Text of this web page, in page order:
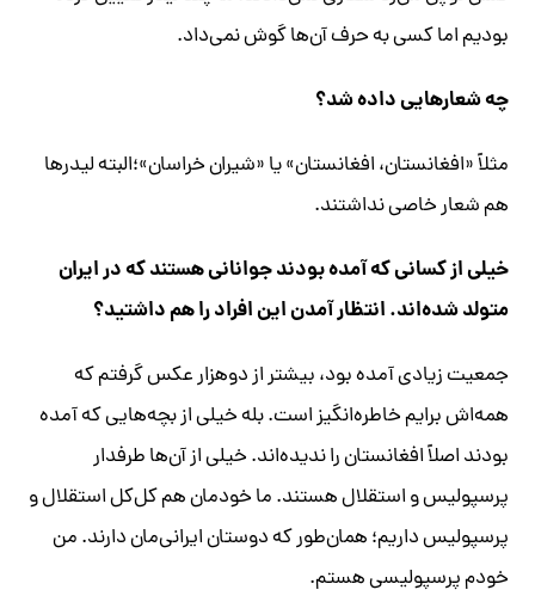
بودیم اما کسی به حرف آن‌ها گوش نمی‌داد.
چه شعارهایی داده شد؟
مثلاً «افغانستان، افغانستان» یا «شیران خراسان»؛البته لیدرها
هم شعار خاصی نداشتند.
خیلی از کسانی که آمده بودند جوانانی هستند که در ایران
متولد شده‌اند. انتظار آمدن این افراد را هم داشتید؟
جمعیت زیادی آمده بود، بیشتر از دوهزار عکس گرفتم که
همه‌اش برایم خاطره‌انگیز است. بله خیلی از بچه‌هایی که آمده
بودند اصلاً افغانستان را ندیده‌اند. خیلی از آن‌ها طرفدار
پرسپولیس و استقلال هستند. ما خودمان هم کل‌کل استقلال و
پرسپولیس داریم؛ همان‌طور که دوستان ایرانی‌مان دارند. من
خودم پرسپولیسی هستم.